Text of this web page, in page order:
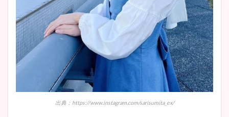
出典：https://www.instagram.com/sarisumita_ex/